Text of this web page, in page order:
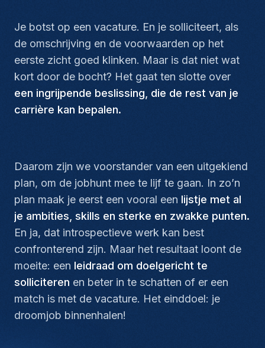
Je botst op een vacature. En je solliciteert, als
de omschrijving en de voorwaarden op het
eerste zicht goed klinken. Maar is dat niet wat
kort door de bocht? Het gaat ten slotte over
een ingrijpende beslissing, die de rest van je
carrière kan bepalen.
Daarom zijn we voorstander van een uitgekiend
plan, om de jobhunt mee te lijf te gaan. In zo’n
plan maak je eerst een vooral een lijstje met al
je ambities, skills en sterke en zwakke punten.
En ja, dat introspectieve werk kan best
confronterend zijn. Maar het resultaat loont de
moeite: een leidraad om doelgericht te
solliciteren en beter in te schatten of er een
match is met de vacature. Het einddoel: je
droomjob binnenhalen!